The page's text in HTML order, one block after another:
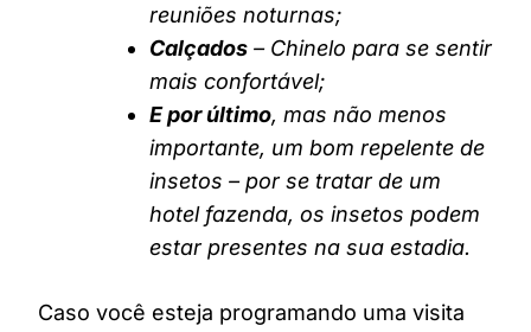
reuniões noturnas;
Calçados – Chinelo para se sentir
mais confortável;
E por último, mas não menos
importante, um bom repelente de
insetos – por se tratar de um
hotel fazenda, os insetos podem
estar presentes na sua estadia.
Caso você esteja programando uma visita